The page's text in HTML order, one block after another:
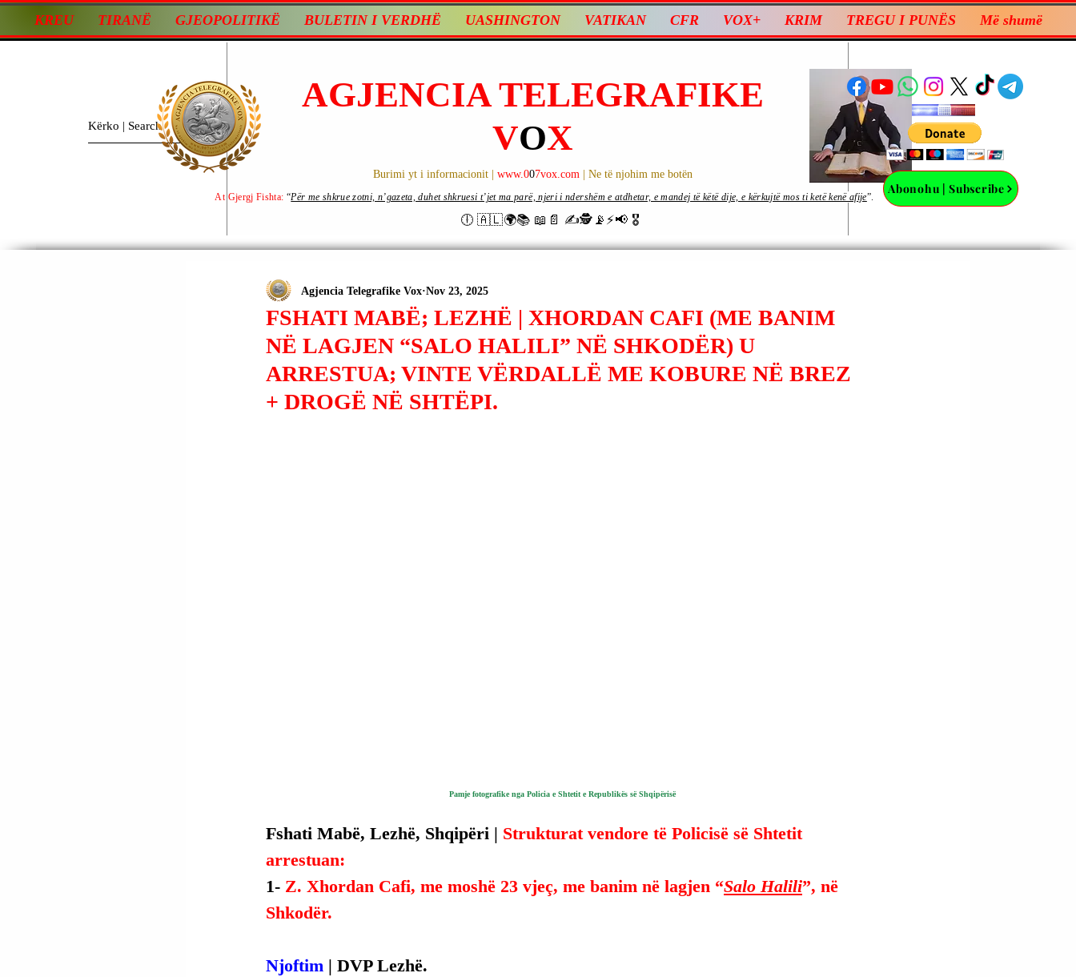
KREU TIRANË GJEOPOLITIKË BULETIN I VERDHË UASHINGTON VATIKAN CFR VOX+ KRIM TREGU I PUNËS Më shumë
AGJENCIA TELEGRAFIKE
VOX
Burimi yt i informacionit | www.007vox.com | Ne të njohim me botën
🕕 🇦🇱🌍📚 📖📄 ✍🕵️📡⚡️📢 🎖
Abonohu | Subscribe
At Gjergj Fishta: “Për me shkrue zotni, n’gazeta, duhet shkruesi t’jet ma parë, njeri i ndershëm e atdhetar, e mandej të këtë dije, e kërkujtë mos ti ketë kenë afije”.
FSHATI MABË; LEZHË | XHORDAN CAFI (ME BANIM
NË LAGJEN “SALO HALILI” NË SHKODËR) U
ARRESTUA; VINTE VËRDALLË ME KOBURE NË BREZ
+ DROGË NË SHTËPI.
Agjencia Telegrafike Vox Nov 23, 2025
Pamje fotografike nga Policia e Shtetit e Republikës së Shqipërisë
Fshati Mabë, Lezhë, Shqipëri | Strukturat vendore të Policisë së Shtetit
arrestuan:
1- Z. Xhordan Cafi, me moshë 23 vjeç, me banim në lagjen “Salo Halili”, në
Shkodër.
Njoftim | DVP Lezhë.